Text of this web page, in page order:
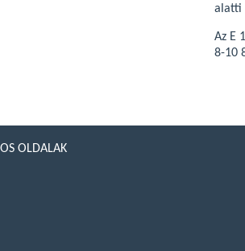
alatti
Az E
8-10
OLDALAK